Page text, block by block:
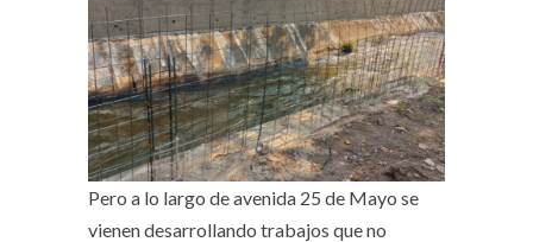
Pero a lo largo de avenida 25 de Mayo se
vienen desarrollando trabajos que no